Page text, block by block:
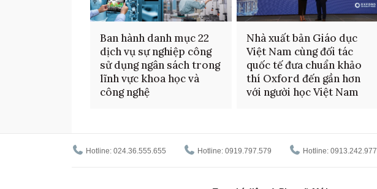
Ban hành danh mục 22
dịch vụ sự nghiệp công
sử dụng ngân sách trong
lĩnh vực khoa học và
công nghệ
Nhà xuất bản Giáo dục
Việt Nam cùng đối tác
quốc tế đưa chuẩn khảo
thí Oxford đến gần hơn
với người học Việt Nam
Hotline: 024.36.555.655 Hotline: 0919.797.579 Hotline: 0913.242.977